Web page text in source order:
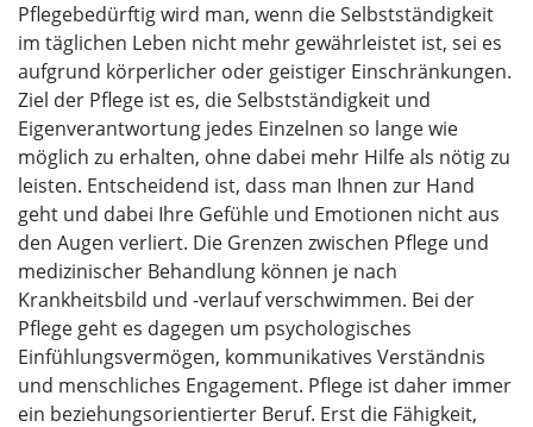
Pflegebedürftig wird man, wenn die Selbstständigkeit
im täglichen Leben nicht mehr gewährleistet ist, sei es
aufgrund körperlicher oder geistiger Einschränkungen.
Ziel der Pflege ist es, die Selbstständigkeit und
Eigenverantwortung jedes Einzelnen so lange wie
möglich zu erhalten, ohne dabei mehr Hilfe als nötig zu
leisten. Entscheidend ist, dass man Ihnen zur Hand
geht und dabei Ihre Gefühle und Emotionen nicht aus
den Augen verliert. Die Grenzen zwischen Pflege und
medizinischer Behandlung können je nach
Krankheitsbild und -verlauf verschwimmen. Bei der
Pflege geht es dagegen um psychologisches
Einfühlungsvermögen, kommunikatives Verständnis
und menschliches Engagement. Pflege ist daher immer
ein beziehungsorientierter Beruf. Erst die Fähigkeit,